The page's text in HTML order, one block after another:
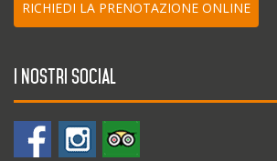
RICHIEDI LA PRENOTAZIONE ONLINE
I nostri social